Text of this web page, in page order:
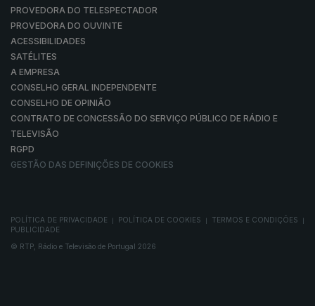
PROVEDORA DO TELESPECTADOR
PROVEDORA DO OUVINTE
ACESSIBILIDADES
SATÉLITES
A EMPRESA
CONSELHO GERAL INDEPENDENTE
CONSELHO DE OPINIÃO
CONTRATO DE CONCESSÃO DO SERVIÇO PÚBLICO DE RÁDIO E
TELEVISÃO
RGPD
GESTÃO DAS DEFINIÇÕES DE COOKIES
POLÍTICA DE PRIVACIDADE POLÍTICA DE COOKIES TERMOS E CONDIÇÕES
PUBLICIDADE
© RTP, Rádio e Televisão de Portugal 2026